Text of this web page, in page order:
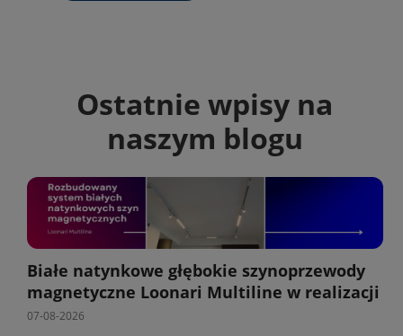
Ostatnie wpisy na
naszym blogu
Białe natynkowe głębokie szynoprzewody
magnetyczne Loonari Multiline w realizacji
07-08-2026